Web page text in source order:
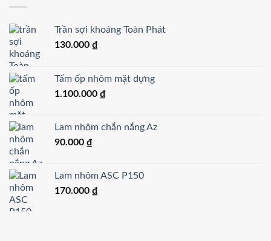
Trần sợi khoáng Toàn Phát
130.000 ₫
Tấm ốp nhôm mặt dựng
1.100.000 ₫
Lam nhôm chắn nắng Az
90.000 ₫
Lam nhôm ASC P150
170.000 ₫